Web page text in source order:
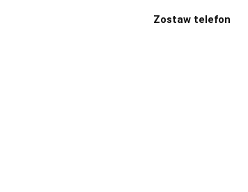
Zostaw telefon